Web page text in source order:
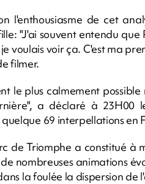
l'enthousiasme de cet
"J'ai souvent entendu
voulais voir ça. C'est ma
filmer.
le plus calmement
a déclaré à 23H00
69 interpellations en
de Triomphe a constitué à
nombreuses animations
la foulée la dispersion de